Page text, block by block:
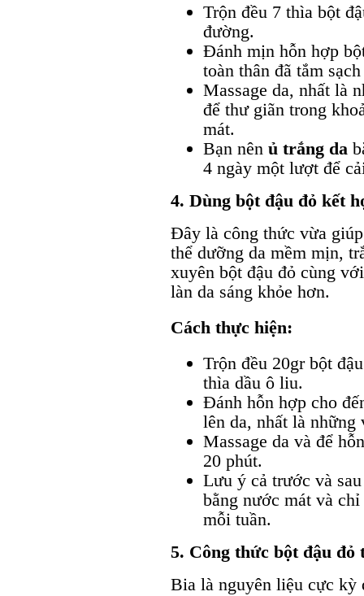
Trộn đều 7 thìa bột
đường.
Đánh mịn hỗn hợp
toàn thân đã tắm
Massage da, nhất là
để thư giãn trong
mát.
Bạn nên ủ trắng da
4 ngày một lượt để
4. Dùng bột đậu đỏ kết
Đây là công thức vừa
thể dưỡng da mềm mịn,
xuyên bột đậu đỏ cùng
làn da sáng khỏe hơn.
Cách thực hiện:
Trộn đều 20gr bột
thìa dầu ô liu.
Đánh hỗn hợp cho
lên da, nhất là những
Massage da và để
20 phút.
Lưu ý cả trước và
bằng nước mát và
mỗi tuần.
5. Công thức bột đậu đỏ
Bia là nguyên liệu cực kỳ